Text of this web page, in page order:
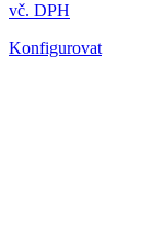
vč. DPH
Konfigurovat